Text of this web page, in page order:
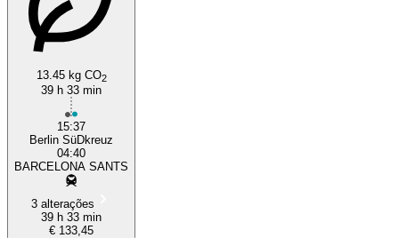
13.45 kg CO2
39 h 33 min
15:37
Berlin SüDkreuz
04:40
BARCELONA SANTS
3 alterações
39 h 33 min
€ 133,45